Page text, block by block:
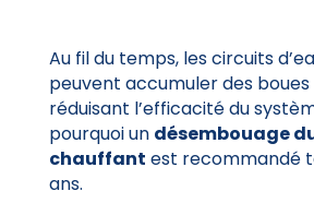
Au fil du temps, les circuits
peuvent accumuler des boues
réduisant l’efficacité du
pourquoi un désembouage
chauffant est recommandé
ans.